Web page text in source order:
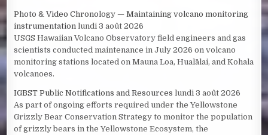
Photo & Video Chronology — Maintaining volcano monitoring
instrumentation lundi 3 août 2026
USGS Hawaiian Volcano Observatory field engineers and gas
scientists conducted maintenance in July 2026 on volcano
monitoring stations located on Mauna Loa, Hualālai, and Kohala
volcanoes.
IGBST Public Notifications and Resources lundi 3 août 2026
As part of ongoing efforts required under the Yellowstone
Grizzly Bear Conservation Strategy to monitor the population
of grizzly bears in the Yellowstone Ecosystem, the